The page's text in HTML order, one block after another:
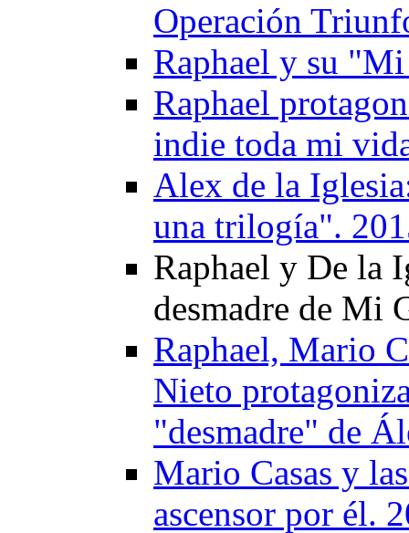
Operación
Raphael y su
Raphael
indie toda mi
Alex de la
una trilogía".
Raphael y De la
desmadre de Mi
Raphael, Mario
Nieto
"desmadre" de
Mario Casas y
ascensor por él.